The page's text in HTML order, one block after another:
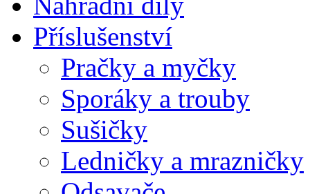
Příslušenství
Pračky a myčky
Sporáky a trouby
Sušičky
Ledničky a mrazničky